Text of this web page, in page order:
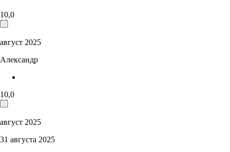
10,0
август 2025
Александр
10,0
август 2025
31 августа 2025